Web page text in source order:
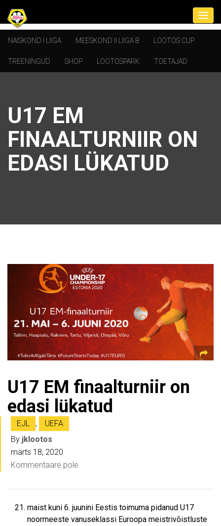
NAISKOND I LIIGA MEESKOND II LIIGA B LOOTOS CUP
TREENINGUD SHOP LOOTOSPARK TOETAJAD
U17 EM
FINAALTURNIIR ON
EDASI LÜKATUD
U17 EM finaalturniir on
edasi lükatud
EJL ,
UEFA
By jklootos
märts 18, 2020
Kommentaare pole
maist kuni 6. juunini Eestis toimuma pidanud U17
noormeeste vanuseklassi Euroopa meistrivõistluste